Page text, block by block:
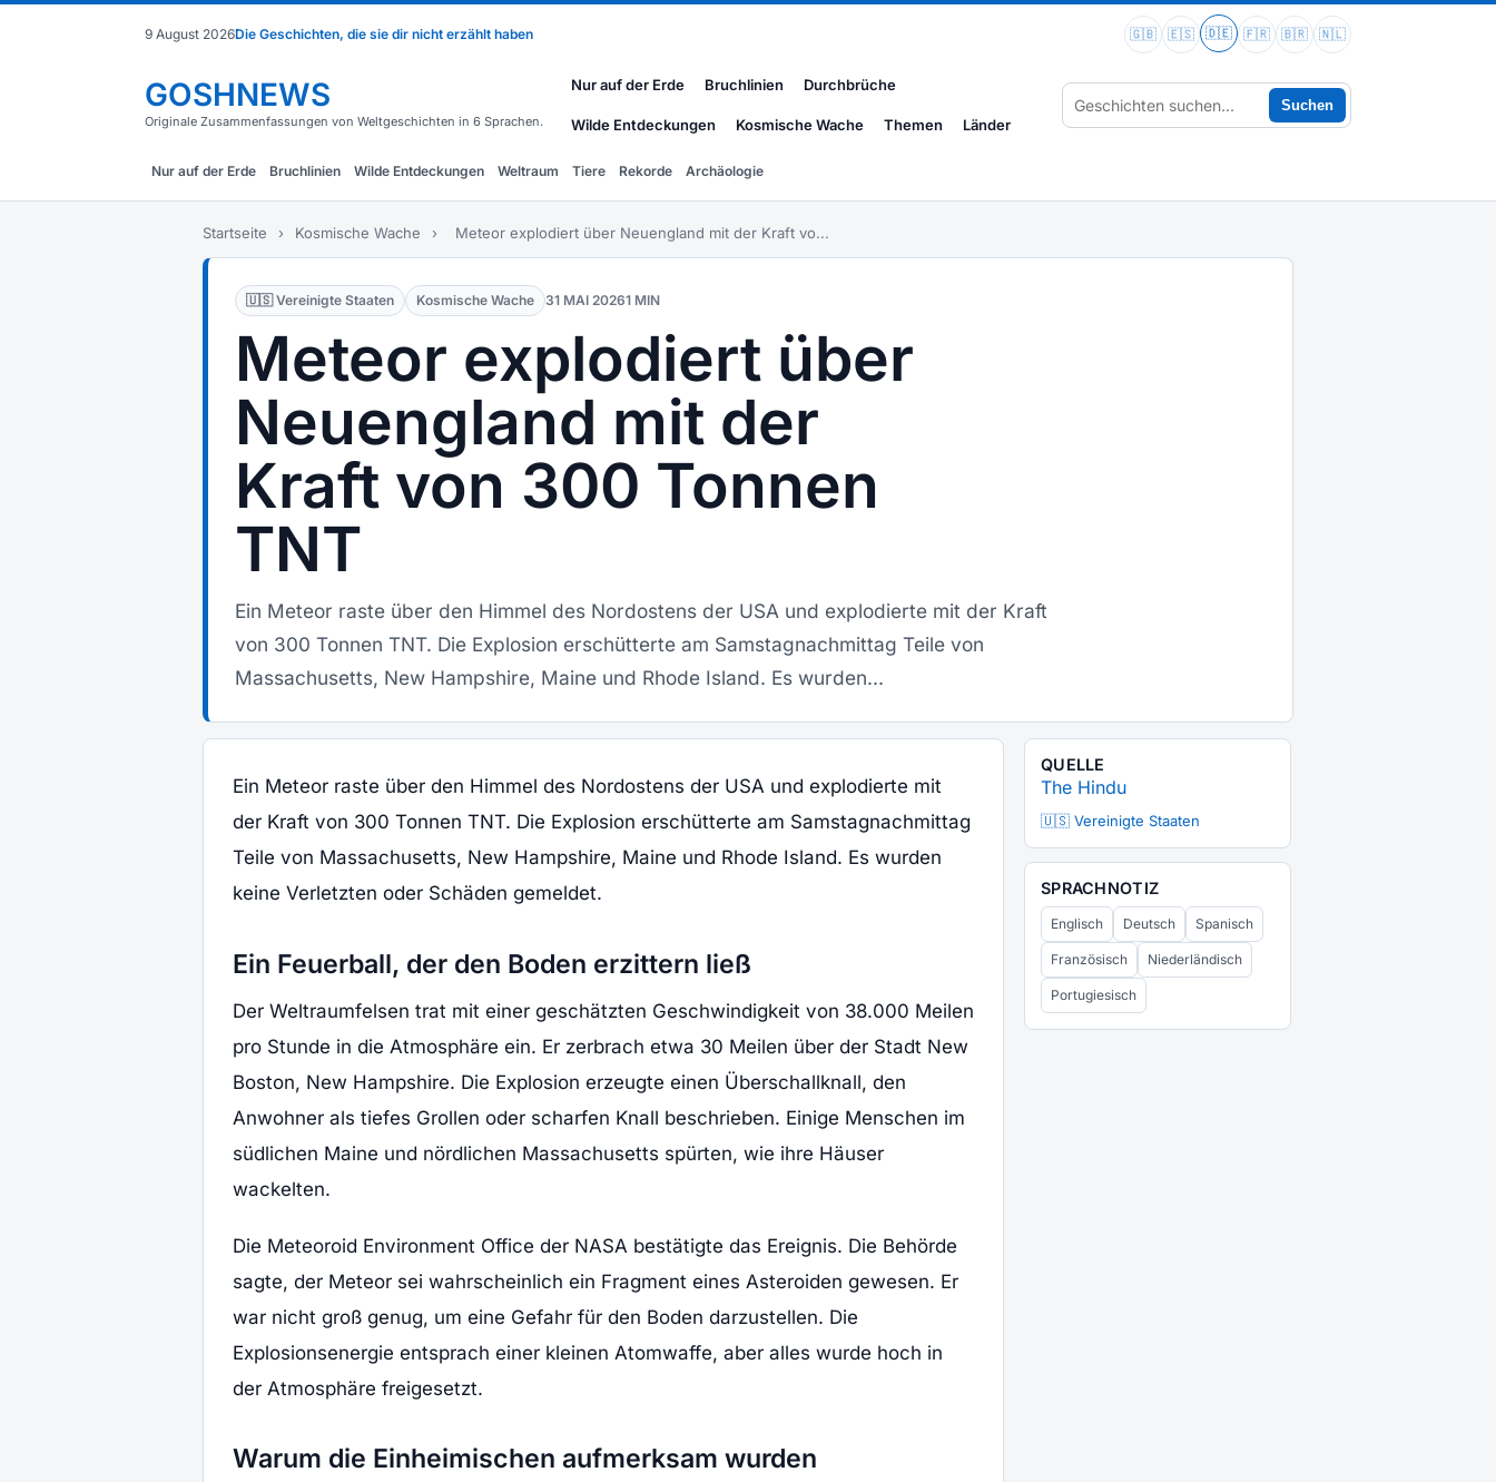
9 August 2026Die Geschichten, die sie dir nicht erzählt haben 🇬🇧 🇪🇸 🇩🇪 🇫🇷 🇧🇷 🇳🇱
GOSHNEWS
Originale Zusammenfassungen von Weltgeschichten in 6 Sprachen.
Nur auf der Erde Bruchlinien Durchbrüche
Wilde Entdeckungen Kosmische Wache Themen Länder
Suchen
Nur auf der Erde Bruchlinien Wilde Entdeckungen Weltraum Tiere Rekorde Archäologie
Startseite › Kosmische Wache › Meteor explodiert über Neuengland mit der Kraft vo...
🇺🇸 Vereinigte Staaten Kosmische Wache 31 MAI 20261 MIN
Meteor explodiert über
Neuengland mit der
Kraft von 300 Tonnen
TNT
Ein Meteor raste über den Himmel des Nordostens der USA und explodierte mit der Kraft
von 300 Tonnen TNT. Die Explosion erschütterte am Samstagnachmittag Teile von
Massachusetts, New Hampshire, Maine und Rhode Island. Es wurden...
Ein Meteor raste über den Himmel des Nordostens der USA und explodierte mit
der Kraft von 300 Tonnen TNT. Die Explosion erschütterte am Samstagnachmittag
Teile von Massachusetts, New Hampshire, Maine und Rhode Island. Es wurden
keine Verletzten oder Schäden gemeldet.
Ein Feuerball, der den Boden erzittern ließ
Der Weltraumfelsen trat mit einer geschätzten Geschwindigkeit von 38.000 Meilen
pro Stunde in die Atmosphäre ein. Er zerbrach etwa 30 Meilen über der Stadt New
Boston, New Hampshire. Die Explosion erzeugte einen Überschallknall, den
Anwohner als tiefes Grollen oder scharfen Knall beschrieben. Einige Menschen im
südlichen Maine und nördlichen Massachusetts spürten, wie ihre Häuser
wackelten.
Die Meteoroid Environment Office der NASA bestätigte das Ereignis. Die Behörde
sagte, der Meteor sei wahrscheinlich ein Fragment eines Asteroiden gewesen. Er
war nicht groß genug, um eine Gefahr für den Boden darzustellen. Die
Explosionsenergie entsprach einer kleinen Atomwaffe, aber alles wurde hoch in
der Atmosphäre freigesetzt.
Warum die Einheimischen aufmerksam wurden
QUELLE
The Hindu
🇺🇸 Vereinigte Staaten
SPRACHNOTIZ
Englisch Deutsch Spanisch
Französisch Niederländisch
Portugiesisch